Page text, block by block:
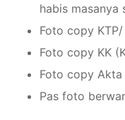
habis masanya
Foto copy KTP/
Foto copy KK
Foto copy Akta
Pas foto